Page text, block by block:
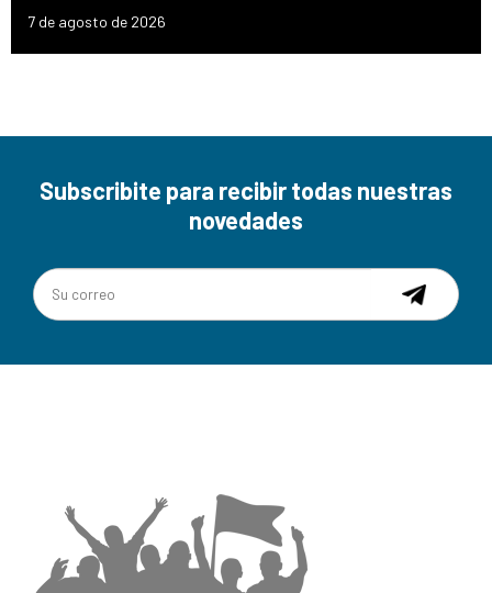
7 de agosto de 2026
Subscribite para recibir todas nuestras
novedades